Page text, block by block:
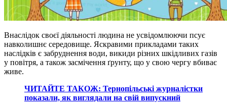
Внаслідок своєї діяльності людина не усвідомлюючи псує
навколишнє середовище. Яскравими прикладами таких
наслідків є забруднення води, викиди різних шкідливих газів
у повітря, а також засмічення ґрунту, що у свою чергу вбиває
живе.
ЧИТАЙТЕ ТАКОЖ: Тернопільські журналістки
показали, як виглядали на свій випускний